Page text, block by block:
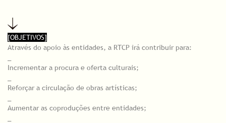
[OBJETIVOS]
Através do apoio às entidades, a RTCP irá contribuir para:
Incrementar a procura e oferta culturais;
Reforçar a circulação de obras artísticas;
Aumentar as coproduções entre entidades;